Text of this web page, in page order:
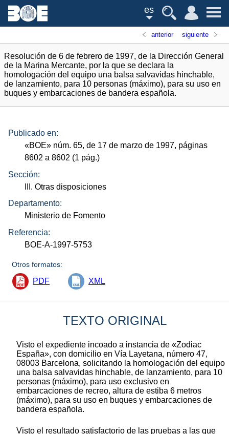
es
anterior siguiente
Resolución de 6 de febrero de 1997, de la Dirección General
de la Marina Mercante, por la que se declara la
homologación del equipo una balsa salvavidas hinchable,
de lanzamiento, para 10 personas (máximo), para su uso en
buques y embarcaciones de bandera española.
Publicado en:
«BOE» núm. 65, de 17 de marzo de 1997, páginas
8602 a 8602 (1 pág.)
Sección:
III. Otras disposiciones
Departamento:
Ministerio de Fomento
Referencia:
BOE-A-1997-5753
Otros formatos:
PDF XML
TEXTO ORIGINAL
Visto el expediente incoado a instancia de «Zodiac
España», con domicilio en Vía Layetana, número 47,
08003 Barcelona, solicitando la homologación del equipo
una balsa salvavidas hinchable, de lanzamiento, para 10
personas (máximo), para uso exclusivo en
embarcaciones de recreo, altura de estiba 6 metros
(máximo), para su uso en buques y embarcaciones de
bandera española.
Visto el resultado satisfactorio de las pruebas a las que